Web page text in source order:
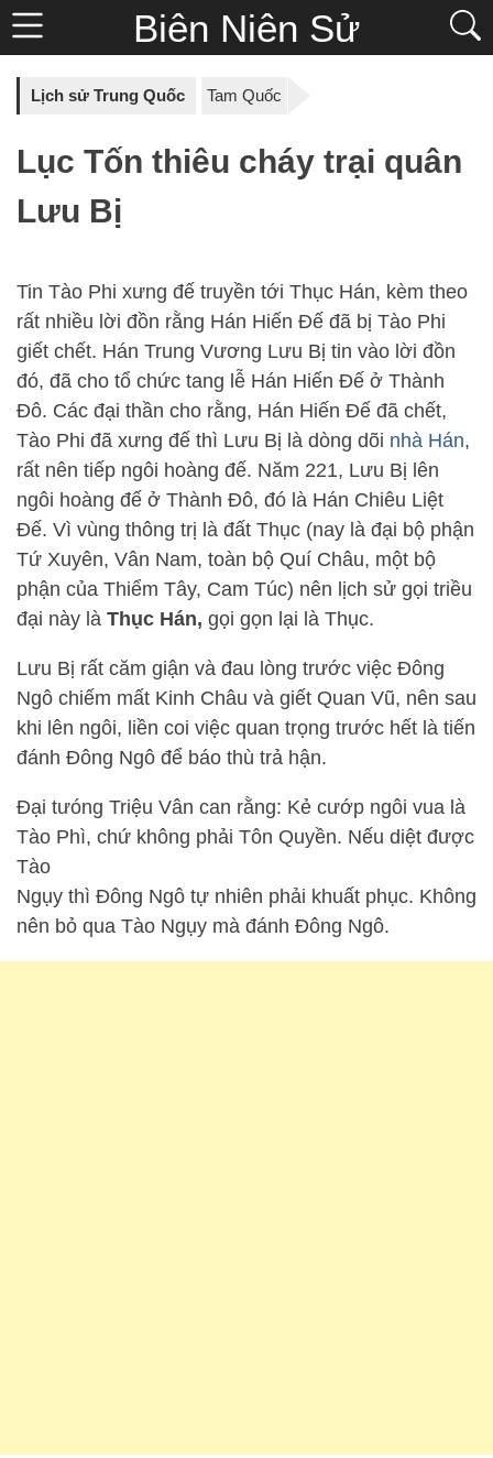
Biên Niên Sử
Lịch sử Trung Quốc Tam Quốc
Lục Tốn thiêu cháy trại quân
Lưu Bị
Tin Tào Phi xưng đế truyền tới Thục Hán, kèm theo
rất nhiều lời đồn rằng Hán Hiến Đế đã bị Tào Phi
giết chết. Hán Trung Vương Lưu Bị tin vào lời đồn
đó, đã cho tổ chức tang lễ Hán Hiến Đế ở Thành
Đô. Các đại thần cho rằng, Hán Hiến Đế đã chết,
Tào Phi đã xưng đế thì Lưu Bị là dòng dõi nhà Hán,
rất nên tiếp ngôi hoàng đế. Năm 221, Lưu Bị lên
ngôi hoàng đế ở Thành Đô, đó là Hán Chiêu Liệt
Đế. Vì vùng thông trị là đất Thục (nay là đại bộ phận
Tứ Xuyên, Vân Nam, toàn bộ Quí Châu, một bộ
phận của Thiểm Tây, Cam Túc) nên lịch sử gọi triều
đại này là Thục Hán, gọi gọn lại là Thục.
Lưu Bị rất căm giận và đau lòng trước việc Đông
Ngô chiếm mất Kinh Châu và giết Quan Vũ, nên sau
khi lên ngôi, liền coi việc quan trọng trước hết là tiến
đánh Đông Ngô để báo thù trả hận.
Đại tưóng Triệu Vân can rằng: Kẻ cướp ngôi vua là
Tào Phì, chứ không phải Tôn Quyền. Nếu diệt được
Tào
Ngụy thì Đông Ngô tự nhiên phải khuất phục. Không
nên bỏ qua Tào Ngụy mà đánh Đông Ngô.